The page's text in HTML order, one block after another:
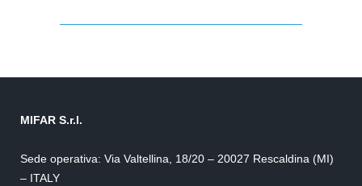
MIFAR S.r.l.
Sede operativa: Via Valtellina, 18/20 – 20027 Rescaldina (MI)
– ITALY